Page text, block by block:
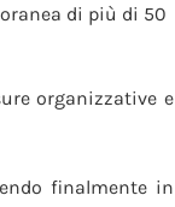
di più di 50
organizzative e
finalmente in